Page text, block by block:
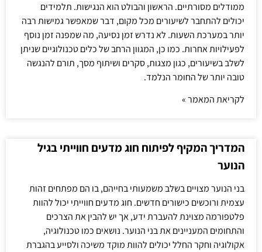
ממודלים מסורתיים. הראשון והבולט הוא הנגישות. תלמידים
יכולים להתחבר לשיעורים מכל מקום, דבר שמאפשר גמישות רבה
יותר במערכת השעות. לא נדרש זמן נסיעה, מה שמפנה זמן נוסף
לפעילויות אחרות. כמו כן, המגוון הרחב של כלים טכנולוגיים שניתן
לשלב בשיעורים, כגון מצגות, סקרים ושיתוף מסך, תורם להנגשה
טובה יותר של החומר הנלמד.
לקריאת המאמר »
המדריך המקיף לפיתוח חוג מדעים חווייתי בגיל
הנוער
בני הנוער מצויים בשלב משמעותי בחייהם, בו הם מפתחים זהות
עצמית ורוכשים כישורים חדשים. חוג מדעים חווייתי יכול להוות
פלטפורמה מצוינת להעברת ידע, אך יש להבין את הצרכים
והתחומים המעניינים את בני הנוער. נושאים כמו טכנולוגיה,
אקולוגיה וחקר החלל יכולים להוות מוקד משיכה ולסייע בהגברת